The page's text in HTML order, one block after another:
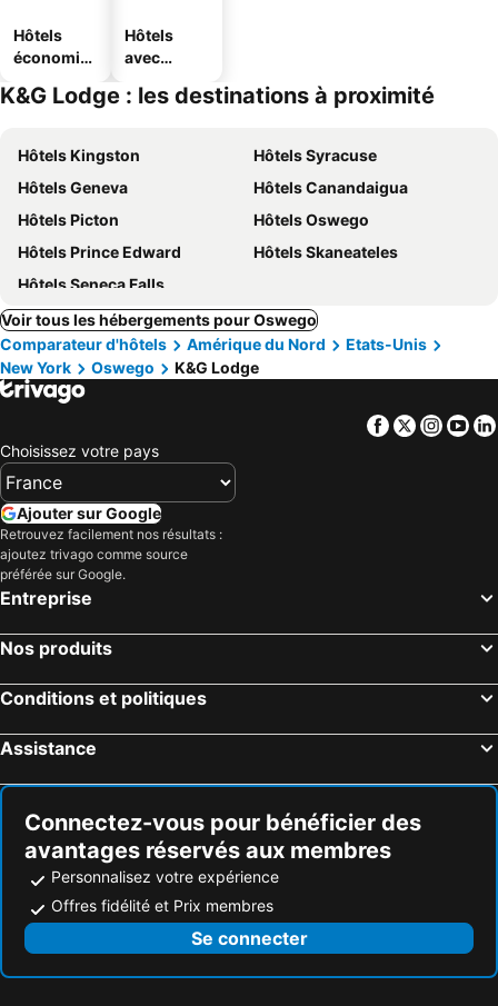
Hôtels
économiq
Hôtels
avec
K&G Lodge : les destinations à proximité
Hôtels Kingston
Hôtels Syracuse
Hôtels Geneva
Hôtels Canandaigua
Hôtels Picton
Hôtels Oswego
Hôtels Prince Edward
Hôtels Skaneateles
Hôtels Seneca Falls
Voir tous les hébergements pour Oswego
Comparateur d'hôtels
Amérique du Nord
Etats-Unis
New York
Oswego K&G Lodge
Facebook
Twitter
Choisissez votre pays
Ajouter sur Google
Retrouvez facilement nos résultats :
ajoutez trivago comme source
préférée sur Google.
Entreprise
Nos produits
Conditions et politiques
Assistance
Connectez-vous pour bénéficier des
avantages réservés aux membres
Personnalisez votre expérience
Offres fidélité et Prix membres
Se connecter